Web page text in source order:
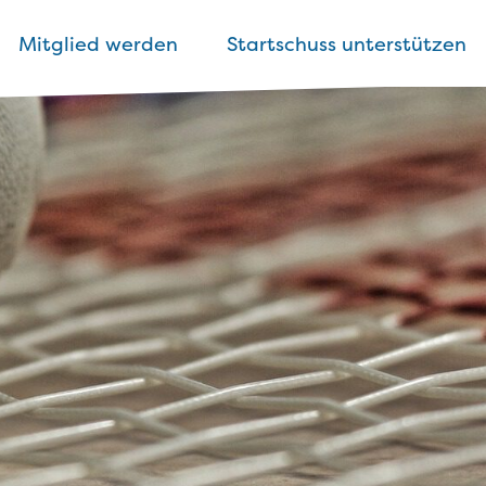
Mitglied werden Startschuss unterstützen